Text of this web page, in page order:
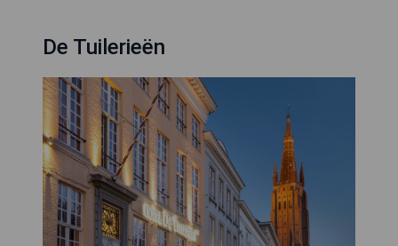
De Tuilerieën